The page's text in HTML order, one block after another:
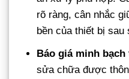
rõ ràng, cân nhắc
bền của thiết bị sau
Báo giá minh
sửa chữa được